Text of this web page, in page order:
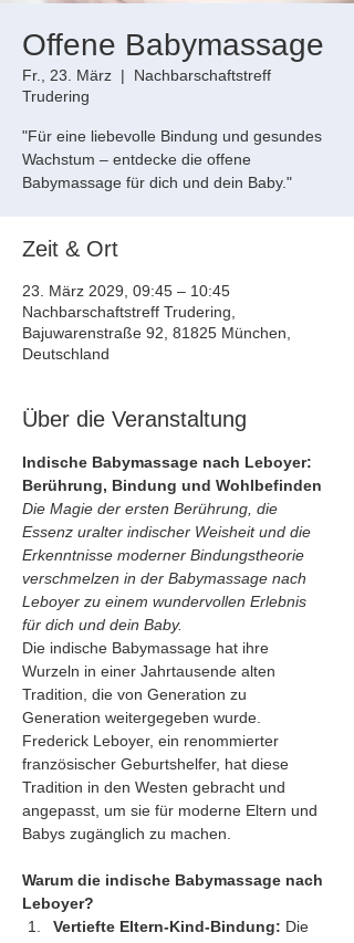
Offene Babymassage
Fr., 23. März
  |
Nachbarschaftstreff
Trudering
"Für eine liebevolle Bindung und gesundes
Wachstum – entdecke die offene
Babymassage für dich und dein Baby."
Zeit & Ort
23. März 2029, 09:45 – 10:45
Nachbarschaftstreff Trudering,
Bajuwarenstraße 92, 81825 München,
Deutschland
Über die Veranstaltung
Indische Babymassage nach Leboyer:
Berührung, Bindung und Wohlbefinden
Die Magie der ersten Berührung, die
Essenz uralter indischer Weisheit und die
Erkenntnisse moderner Bindungstheorie
verschmelzen in der Babymassage nach
Leboyer zu einem wundervollen Erlebnis
für dich und dein Baby.
Die indische Babymassage hat ihre
Wurzeln in einer Jahrtausende alten
Tradition, die von Generation zu
Generation weitergegeben wurde.
Frederick Leboyer, ein renommierter
französischer Geburtshelfer, hat diese
Tradition in den Westen gebracht und
angepasst, um sie für moderne Eltern und
Babys zugänglich zu machen.
Warum die indische Babymassage nach
Leboyer?
Vertiefte Eltern-Kind-Bindung: Die